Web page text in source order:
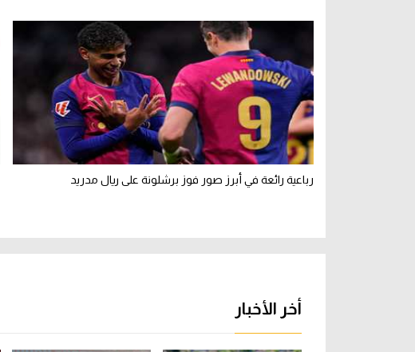
رباعية رائعة في أبرز صور فوز برشلونة على ريال مدريد
أخر الأخبار